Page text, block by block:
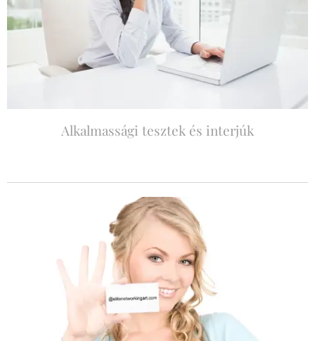
Alkalmassági tesztek és interjúk